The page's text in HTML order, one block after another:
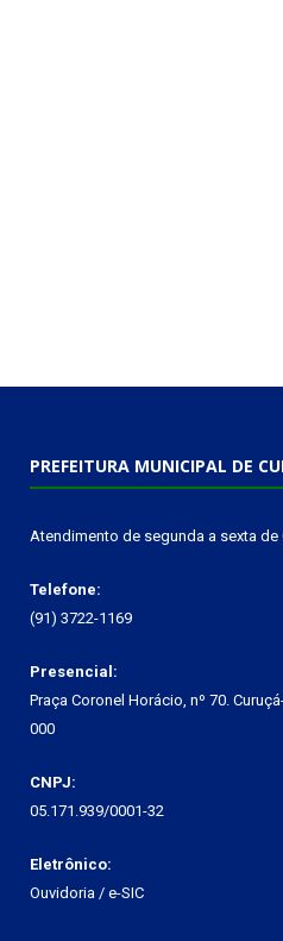
PREFEITURA MUNICIPAL DE
Atendimento de segunda a sexta de
Telefone:
(91) 3722-1169
Presencial:
Praça Coronel Horácio, nº 70.
000
CNPJ:
05.171.939/0001-32
Eletrônico:
Ouvidoria / e-SIC